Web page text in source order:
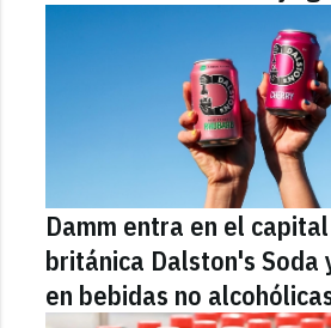
Damm entra en el
británica Dalston's Soda
en bebidas no